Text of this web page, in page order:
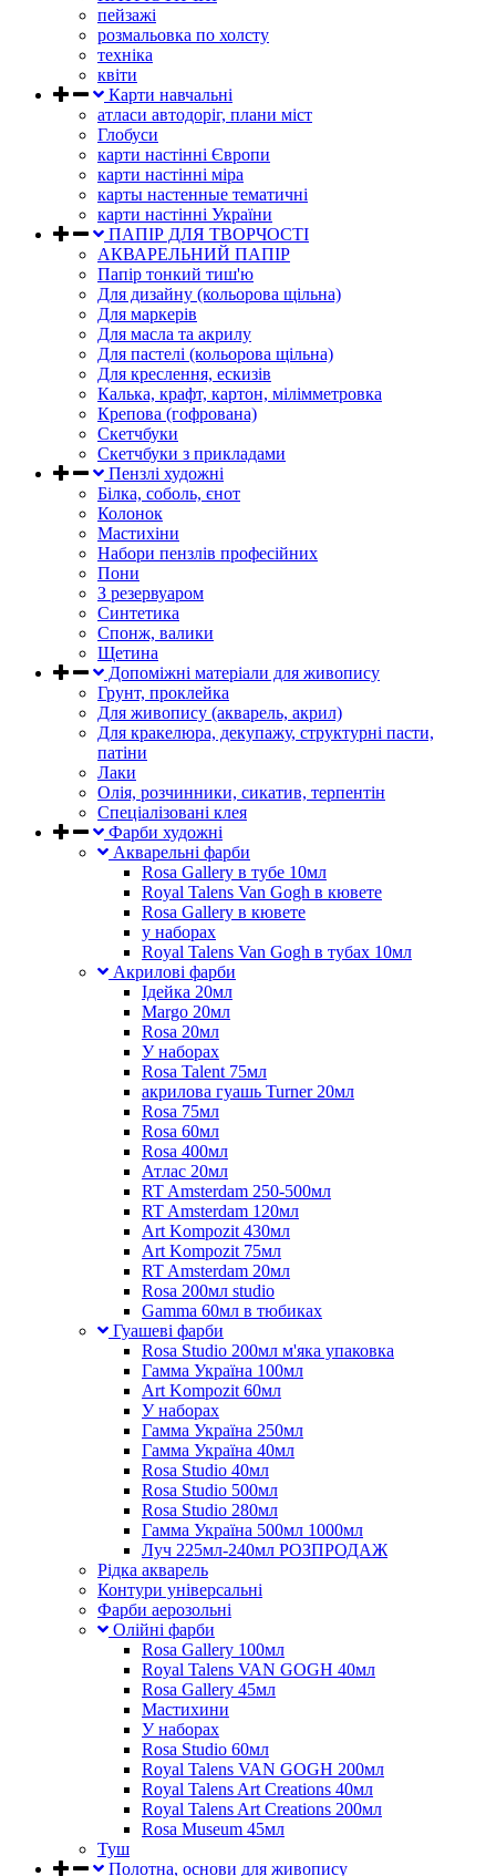
пейзажі
розмальовка по холсту
техніка
квіти
Карти навчальні
атласи автодоріг, плани міст
Глобуси
карти настінні Європи
карти настінні міра
карты настенные тематичні
карти настінні України
ПАПІР ДЛЯ ТВОРЧОСТІ
АКВАРЕЛЬНИЙ ПАПІР
Папір тонкий тиш'ю
Для дизайну (кольорова щільна)
Для маркерів
Для масла та акрилу
Для пастелі (кольорова щільна)
Для креслення, ескизів
Калька, крафт, картон, мілімметровка
Крепова (гофрована)
Скетчбуки
Скетчбуки з прикладами
Пензлі художні
Білка, соболь, єнот
Колонок
Мастихіни
Набори пензлів професійних
Пони
З резервуаром
Синтетика
Спонж, валики
Щетина
Допоміжні матеріали для живопису
Грунт, проклейка
Для живопису (акварель, акрил)
Для кракелюра, декупажу, структурні пасти,
патіни
Лаки
Олія, розчинники, сикатив, терпентін
Спеціалізовані клея
Фарби художні
Акварельні фарби
Rosa Gallery в тубе 10мл
Royal Talens Van Gogh в кювете
Rosa Gallery в кювете
у наборах
Royal Talens Van Gogh в тубах 10мл
Акрилові фарби
Ідейка 20мл
Margo 20мл
Rosa 20мл
У наборах
Rosa Talent 75мл
акрилова гуашь Turner 20мл
Rosa 75мл
Rosa 60мл
Rosa 400мл
Атлас 20мл
RT Amsterdam 250-500мл
RT Amsterdam 120мл
Art Kompozit 430мл
Art Kompozit 75мл
RT Amsterdam 20мл
Rosa 200мл studio
Gamma 60мл в тюбиках
Гуашеві фарби
Rosa Studio 200мл м'яка упаковка
Гамма Україна 100мл
Art Kompozit 60мл
У наборах
Гамма Україна 250мл
Гамма Україна 40мл
Rosa Studio 40мл
Rosa Studio 500мл
Rosa Studio 280мл
Гамма Україна 500мл 1000мл
Луч 225мл-240мл РОЗПРОДАЖ
Рідка акварель
Контури універсальні
Фарби аерозольні
Олійні фарби
Rosa Gallery 100мл
Royal Talens VAN GOGH 40мл
Rosa Gallery 45мл
Мастихини
У наборах
Rosa Studio 60мл
Royal Talens VAN GOGH 200мл
Royal Talens Art Creations 40мл
Royal Talens Art Creations 200мл
Rosa Museum 45мл
Туш
Полотна, основи для живопису